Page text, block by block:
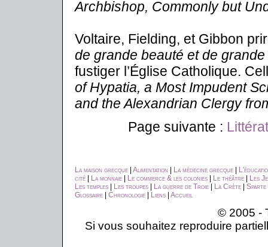
Archbishop, Commonly but
Voltaire, Fielding, et Gibbon
de grande beauté et de
fustiger l’Église Catholique.
of Hypatia, a Most Impudent
and the Alexandrian Clergy
Page suivante :
La maison grecque | Alimentation | La médecine grecque |
cité | La monnaie | Le commerce & les colonies | Le théâtre | Les
Les temples | Les troupes | La guerre de Troie | La Crète | Sparte
Glossaire | Chronologie | Liens | Accueil
© 2005 -
Si vous souhaitez reproduire